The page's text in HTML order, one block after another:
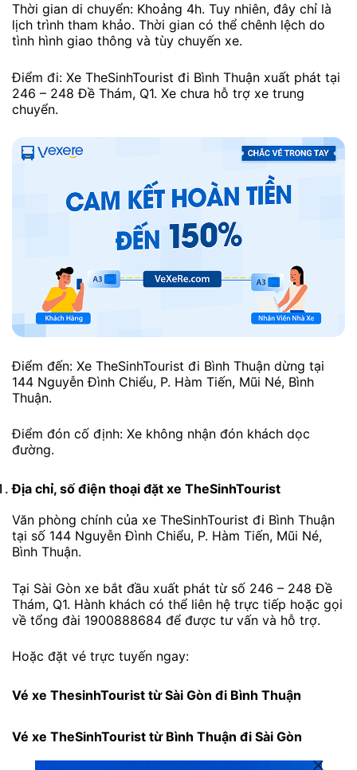
Thời gian di chuyển: Khoảng 4h. Tuy nhiên, đây chỉ là
lịch trình tham khảo. Thời gian có thể chênh lệch do
tình hình giao thông và tùy chuyến xe.
Điểm đi: Xe TheSinhTourist đi Bình Thuận xuất phát tại
246 – 248 Đề Thám, Q1. Xe chưa hỗ trợ xe trung
chuyển.
Điểm đến: Xe TheSinhTourist đi Bình Thuận dừng tại
144 Nguyễn Đình Chiểu, P. Hàm Tiến, Mũi Né, Bình
Thuận.
Điểm đón cố định: Xe không nhận đón khách dọc
đường.
Địa chỉ, số điện thoại đặt xe TheSinhTourist
Văn phòng chính của xe TheSinhTourist đi Bình Thuận
tại số 144 Nguyễn Đình Chiểu, P. Hàm Tiến, Mũi Né,
Bình Thuận.
Tại Sài Gòn xe bắt đầu xuất phát từ số 246 – 248 Đề
Thám, Q1. Hành khách có thể liên hệ trực tiếp hoặc gọi
về tổng đài 1900888684 để được tư vấn và hỗ trợ.
Hoặc đặt vé trực tuyến ngay:
Vé xe ThesinhTourist từ Sài Gòn đi Bình Thuận
Vé xe TheSinhTourist từ Bình Thuận đi Sài Gòn